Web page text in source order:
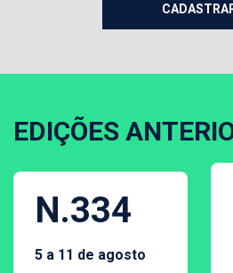
EDIÇÕES
N.334
5 a 11 de agosto